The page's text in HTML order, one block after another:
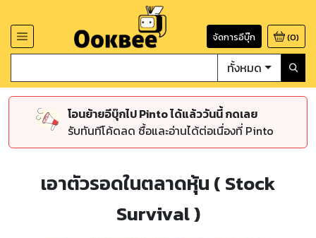
จัดการอีบุ๊ก (0)
ทั้งหมด
โอนย้ายอีบุ๊กไป Pinto ได้แล้ววันนี้ กดเลย
รับทันทีโค้ดลด ซื้อและอ่านได้ต่อเนื่องที่ Pinto
เอาตัวรอดในตลาดหุ้น ( Stock
Survival )